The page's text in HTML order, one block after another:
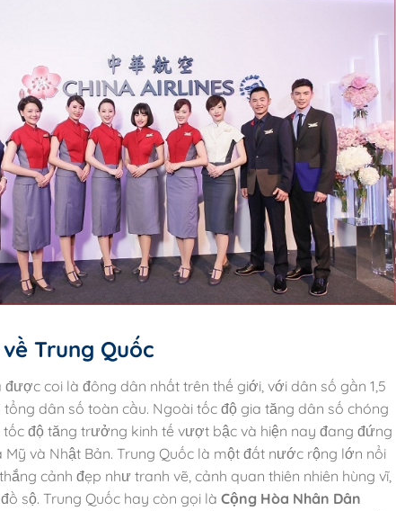
Trung Quốc
được coi là đông dân nhất trên thế giới, với dân số gần 1,5
dân số toàn cầu. Ngoài tốc độ gia tăng dân số chóng
độ tăng trưởng kinh tế vượt bậc và hiện nay đang đứng
Mỹ và Nhật Bản. Trung Quốc là một đất nước rộng lớn nổi
cảnh đẹp như tranh vẽ, cảnh quan thiên nhiên hùng vĩ,
sộ. Trung Quốc hay còn gọi là Cộng Hòa Nhân Dân